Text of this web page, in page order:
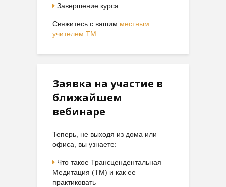
Завершение курса
Свяжитесь с вашим местным
учителем ТМ
Заявка на участие в
ближайшем
вебинаре
Теперь, не выходя из дома или
офиса, вы узнаете:
Что такое Трансцендентальная
Медитация (ТМ) и как ее
практиковать